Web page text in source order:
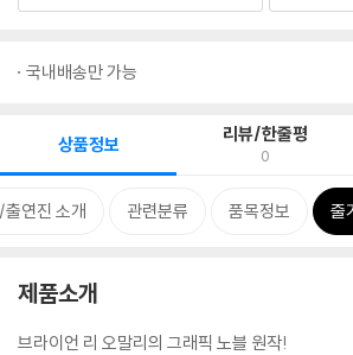
국내배송만 가능
상품정보 리뷰/한줄평
0
연진 소개 관련분류 품목정보 줄
제품소개
브라이언 리 오말리의 그래픽 노블 원작!